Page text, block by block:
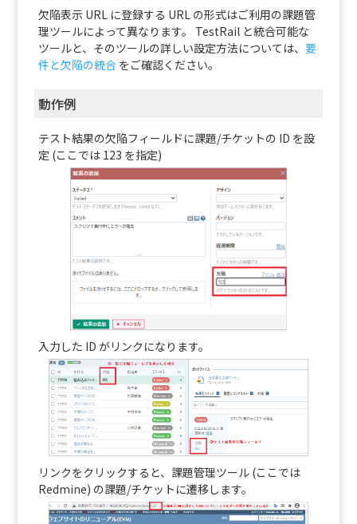
欠陥表示 URL に登録する URL の形式はご利用の課題管
理ツールによって異なります。 TestRail と統合可能な
ツールと、そのツールの詳しい設定方法については、 要
件と欠陥の統合をご確認ください。
動作例
テスト結果の欠陥フィールドに課題/チケットの ID を設
定 (ここでは 123 を指定)
入力した ID がリンクになります。
リンクをクリックすると、課題管理ツール (ここでは
Redmine) の課題/チケットに遷移します。